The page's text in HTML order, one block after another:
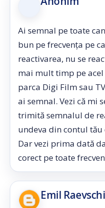
Ai semnal pe toate
bun pe frecvența pe
reactivarea, nu se
mai mult timp pe
parca Digi Film sau
ai semnal. Vezi că mi
trimită semnalul de
undeva din contul
Dar vezi prima dată
corect pe toate
Emil Raevschi